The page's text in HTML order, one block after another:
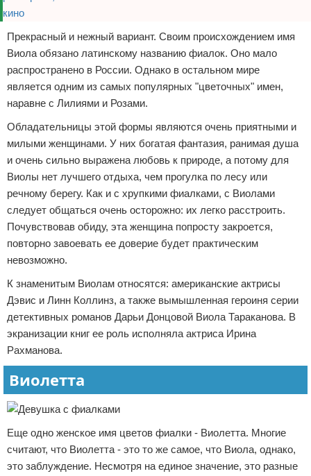
Прекрасный и нежный вариант. Своим происхождением имя
Виола обязано латинскому названию фиалок. Оно мало
распространено в России. Однако в остальном мире
является одним из самых популярных "цветочных" имен,
наравне с Лилиями и Розами.
Обладательницы этой формы являются очень приятными и
милыми женщинами. У них богатая фантазия, ранимая душа
и очень сильно выражена любовь к природе, а потому для
Виолы нет лучшего отдыха, чем прогулка по лесу или
речному берегу. Как и с хрупкими фиалками, с Виолами
следует общаться очень осторожно: их легко расстроить.
Почувствовав обиду, эта женщина попросту закроется,
повторно завоевать ее доверие будет практическим
невозможно.
К знаменитым Виолам относятся: американские актрисы
Дэвис и Линн Коллинз, а также вымышленная героиня серии
детективных романов Дарьи Донцовой Виола Тараканова. В
экранизации книг ее роль исполняла актриса Ирина
Рахманова.
Виолетта
Еще одно женское имя цветов фиалки - Виолетта. Многие
считают, что Виолетта - это то же самое, что Виола, однако,
это заблуждение. Несмотря на единое значение, это разные